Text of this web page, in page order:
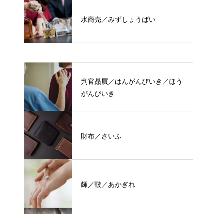
水商売／みずしょうばい
判官贔屓／はんがんびいき／ほう
がんびいき
財布／さいふ
皹／皸／あかぎれ